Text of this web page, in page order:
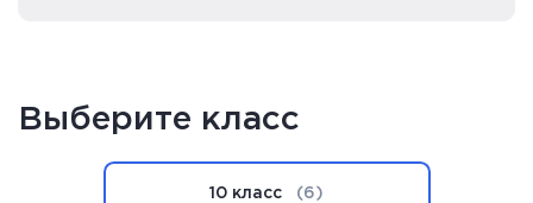
Выберите класс
10 класс (6)